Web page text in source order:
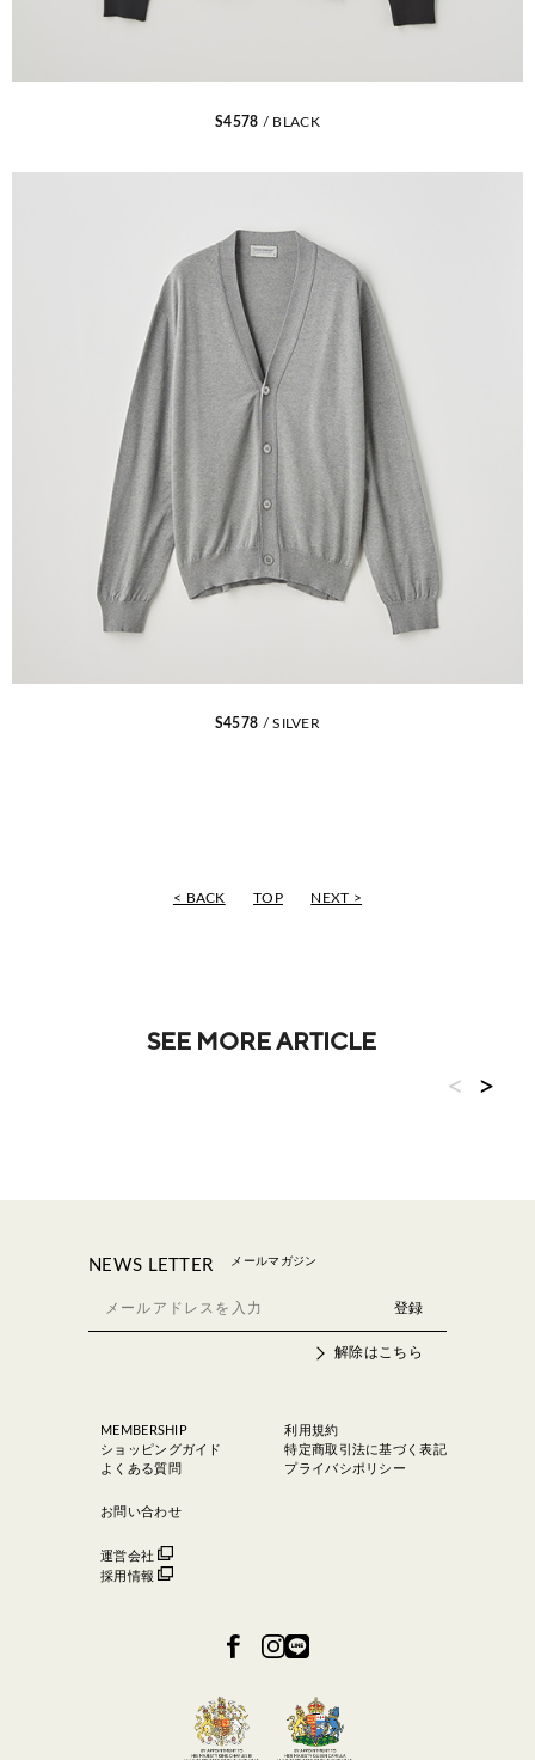
S4578 / BLACK
S4578 / SILVER
< BACK TOP NEXT >
SEE MORE ARTICLE
< >
NEWS LETTER メールマガジン
解除はこちら
MEMBERSHIP
ショッピングガイド
よくある質問
お問い合わせ
運営会社
採用情報
利用規約
特定商取引法に基づく表記
プライバシポリシー